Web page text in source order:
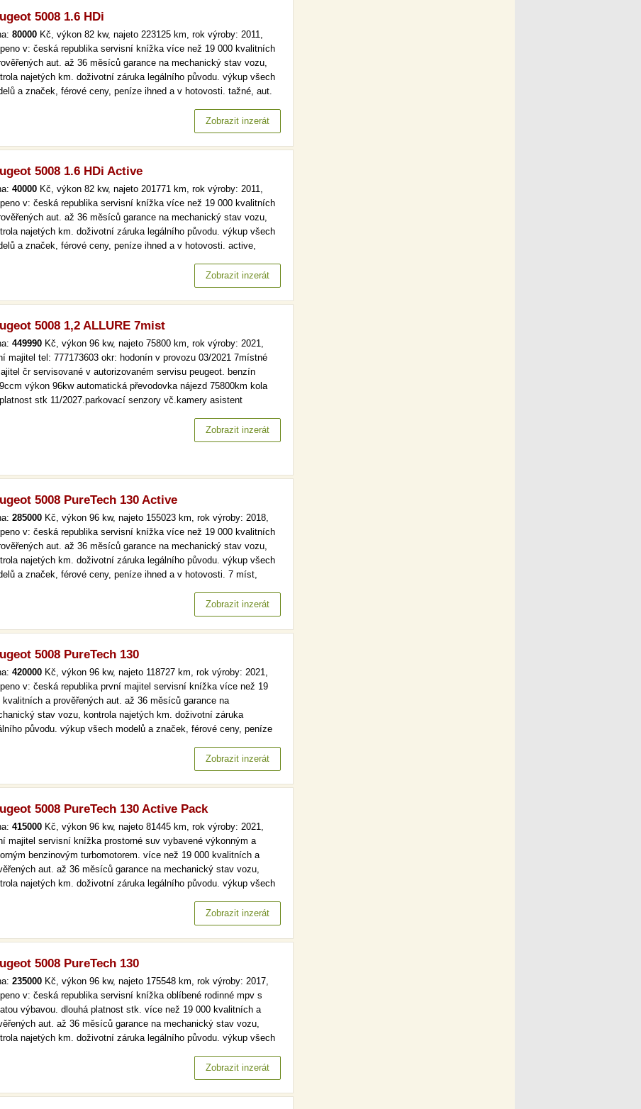
5008 1.6 HDi
80000 Kč, výkon 82 kw, najeto 223125 km, rok výroby: 2011,
v: česká republika servisní knížka více než 19 000 kvalitních
aut. až 36 měsíců garance na mechanický stav vozu,
najetých km. doživotní záruka legálního původu. výkup všech
a značek, férové ceny, peníze ihned a v hotovosti. tažné, aut.
garance na mechanický stav vozu, kontrola…Zobrazit inzerát
5008 1.6 HDi Active
40000 Kč, výkon 82 kw, najeto 201771 km, rok výroby: 2011,
v: česká republika servisní knížka více než 19 000 kvalitních
aut. až 36 měsíců garance na mechanický stav vozu,
najetých km. doživotní záruka legálního původu. výkup všech
a značek, férové ceny, peníze ihned a v hotovosti. active,
garance na mechanický stav vozu, kontrola najetých…
Zobrazit inzerát
5008 1,2 ALLURE 7mist
449990 Kč, výkon 96 kw, najeto 75800 km, rok výroby: 2021,
majitel tel: 777173603 okr: hodonín v provozu 03/2021 7místné
čr servisované v autorizovaném servisu peugeot. benzín
výkon 96kw automatická převodovka nájezd 75800km kola
stk 11/2027.parkovací senzory vč.kamery asistent
kolizní systém rozpoznání dopr.značek sledování pozornosti
Zobrazit inzerát
5008 PureTech 130 Active
285000 Kč, výkon 96 kw, najeto 155023 km, rok výroby: 2018,
v: česká republika servisní knížka více než 19 000 kvalitních
aut. až 36 měsíců garance na mechanický stav vozu,
najetých km. doživotní záruka legálního původu. výkup všech
a značek, férové ceny, peníze ihned a v hotovosti. 7 míst,
až 36 měsíců garance na mechanický stav vozu,…Zobrazit inzerát
5008 PureTech 130
420000 Kč, výkon 96 kw, najeto 118727 km, rok výroby: 2021,
v: česká republika první majitel servisní knížka více než 19
kvalitních a prověřených aut. až 36 měsíců garance na
stav vozu, kontrola najetých km. doživotní záruka
původu. výkup všech modelů a značek, férové ceny, peníze
měsíců garance na mechanický stav vozu, kontrola najetých km.…
Zobrazit inzerát
5008 PureTech 130 Active Pack
415000 Kč, výkon 96 kw, najeto 81445 km, rok výroby: 2021,
majitel servisní knížka prostorné suv vybavené výkonným a
benzinovým turbomotorem. více než 19 000 kvalitních a
aut. až 36 měsíců garance na mechanický stav vozu,
najetých km. doživotní záruka legálního původu. výkup všech
digi klima více než 19 000 kvalitních a prověřených aut. až 36…
Zobrazit inzerát
5008 PureTech 130
235000 Kč, výkon 96 kw, najeto 175548 km, rok výroby: 2017,
v: česká republika servisní knížka oblíbené rodinné mpv s
výbavou. dlouhá platnost stk. více než 19 000 kvalitních a
aut. až 36 měsíců garance na mechanický stav vozu,
najetých km. doživotní záruka legálního původu. výkup všech
park. senzory více než 19 000 kvalitních a…Zobrazit inzerát